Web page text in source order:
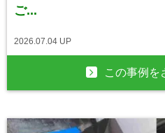
ご...
2026.07.04 UP
この事例を